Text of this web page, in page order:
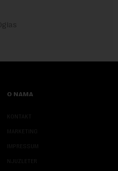
O NAMA
KONTAKT
MARKETING
IMPRESSUM
NJUZLETER